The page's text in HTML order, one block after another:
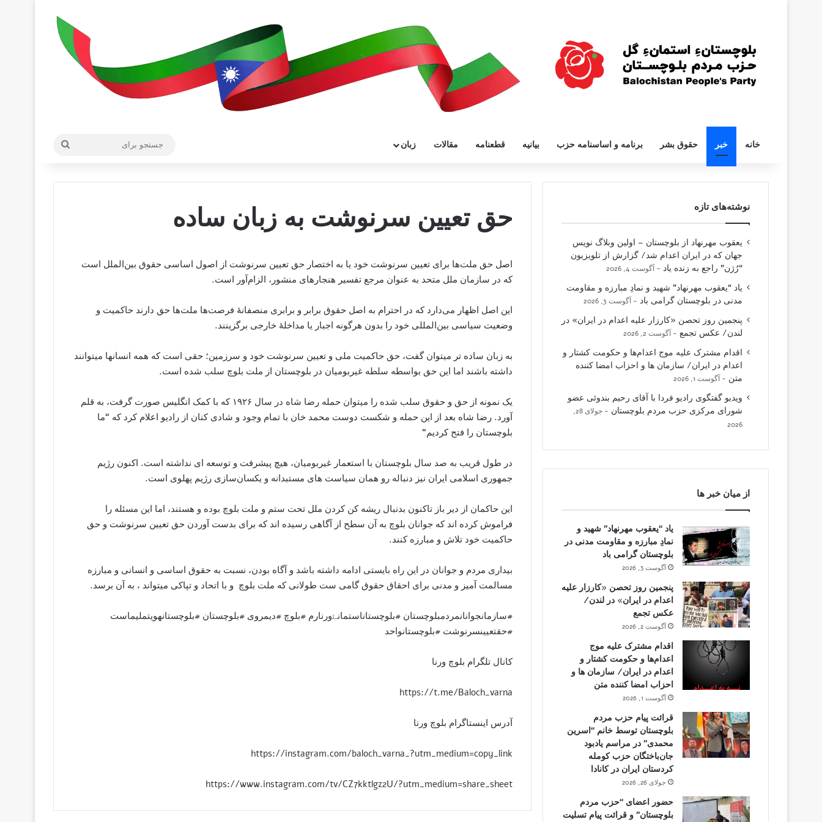
خانه خبر حقوق بشر برنامه و اساسنامه حزب بیانیه قطعنامه مقالات زبان
حق تعیین سرنوشت به زبان ساده
اصل حق ملت‌ها برای تعیین سرنوشت خود یا به اختصار حق تعیین سرنوشت از اصول اساسی حقوق بین‌الملل است
که در سازمان ملل متحد به عنوان مرجع تفسیر هنجارهای منشور، الزام‌آور است.
این اصل اظهار می‌دارد که در احترام به اصل حقوق برابر و برابری منصفانهٔ فرصت‌ها ملت‌ها حق دارند حاکمیت و
وضعیت سیاسی بین‌المللی خود را بدون هرگونه اجبار یا مداخلهٔ خارجی برگزینند.
به زبان ساده تر میتوان گفت، حق حاکمیت ملی و تعیین سرنوشت خود و سرزمین؛ حقی است که همه انسانها میتوانند
داشته باشند اما این حق بواسطه سلطه غیربومیان در بلوچستان از ملت بلوچ سلب شده است.
یک نمونه از حق و حقوق سلب شده را میتوان حمله رضا شاه در سال ۱۹۲۶ که با کمک انگلیس صورت گرفت، به قلم
آورد. رضا شاه بعد از این حمله و شکست دوست محمد خان با تمام وجود و شادی کنان از رادیو اعلام کرد که “ما
بلوچستان را فتح کردیم“
در طول قریب به صد سال بلوچستان با استعمار غیربومیان، هیچ پیشرفت و توسعه ای نداشته است. اکنون رژیم
جمهوری اسلامی ایران نیز دنباله رو همان سیاست های مستبدانه و یکسان‌سازی رژیم پهلوی است.
این حاکمان از دیر باز تاکنون بدنبال ریشه کن کردن ملل تحت ستم و ملت بلوچ بوده و هستند، اما این مسئله را
فراموش کرده اند که جوانان بلوچ به آن سطح از آگاهی رسیده اند که برای بدست آوردن حق تعیین سرنوشت و حق
حاکمیت خود تلاش و مبارزه کنند.
بیداری مردم و جوانان در این راه بایستی ادامه داشته باشد و آگاه بودن، نسبت به حقوق اساسی و انسانی و مبارزه
مسالمت آمیز و مدنی برای احقاق حقوق گامی ست طولانی که ملت بلوچ و با اتحاد و تپاکی میتواند ، به آن برسد.
#سازمانجوانانمردمبلوچستان #بلوچستاناستمانۓورنارم #بلوچ #دیمروی #بلوچستان #بلوچستانهویتملیماست
#حقتعیینسرنوشت #بلوچستانواحد
کانال تلگرام بلوچ ورنا
https://t.me/Baloch_varna
آدرس اینستاگرام بلوچ ورنا
https://instagram.com/baloch_varna_?utm_medium=copy_link
https://www.instagram.com/tv/CZ7kktlgz2U/?utm_medium=share_sheet
نوشته‌های تازه
یعقوب مهرنهاد از بلوچستان – اولین وبلاگ نویس
جهان که در ایران اعدام شد/ گزارش از تلویزیون
“رُژن” راجع به زنده یاد
آگوست 4, 2026
یاد “یعقوب مهرنهاد” شهید و نمادِ مبارزه و مقاومت
مدنی در بلوچستان گرامی باد
آگوست 3, 2026
پنجمین روز تحصن «کارزار علیه اعدام در ایران» در
لندن/ عکس تجمع
آگوست 2, 2026
اقدام مشترک علیه موج اعدام‌ها و حکومت کشتار و
اعدام در ایران/ سازمان ها و احزاب امضا کننده
متن
آگوست 1, 2026
ویدیو گفتگوی رادیو فردا با آقای رحیم بندوئی عضو
شورای مرکزی حزب مردم بلوچستان
جولای 28,
2026
از میان خبر ها
یاد “یعقوب مهرنهاد” شهید و
نمادِ مبارزه و مقاومت مدنی در
بلوچستان گرامی باد
آگوست 3, 2026
پنجمین روز تحصن «کارزار علیه
اعدام در ایران» در لندن/
عکس تجمع
آگوست 2, 2026
اقدام مشترک علیه موج
اعدام‌ها و حکومت کشتار و
اعدام در ایران/ سازمان ها و
احزاب امضا کننده متن
آگوست 1, 2026
قرائت پیام حزب مردم
بلوچستان توسط خانم “اسرین
محمدی” در مراسم یادبود
جان‌باختگان حزب کومله
کردستان ایران در کانادا
جولای 26, 2026
حضور اعضای “حزب مردم
بلوچستان” و قرائت پیام تسلیت